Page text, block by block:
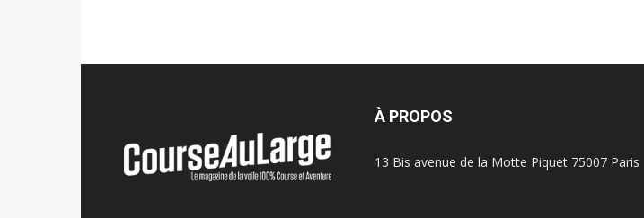
À PROPOS
13 Bis avenue de la Motte Piquet 75007 Paris